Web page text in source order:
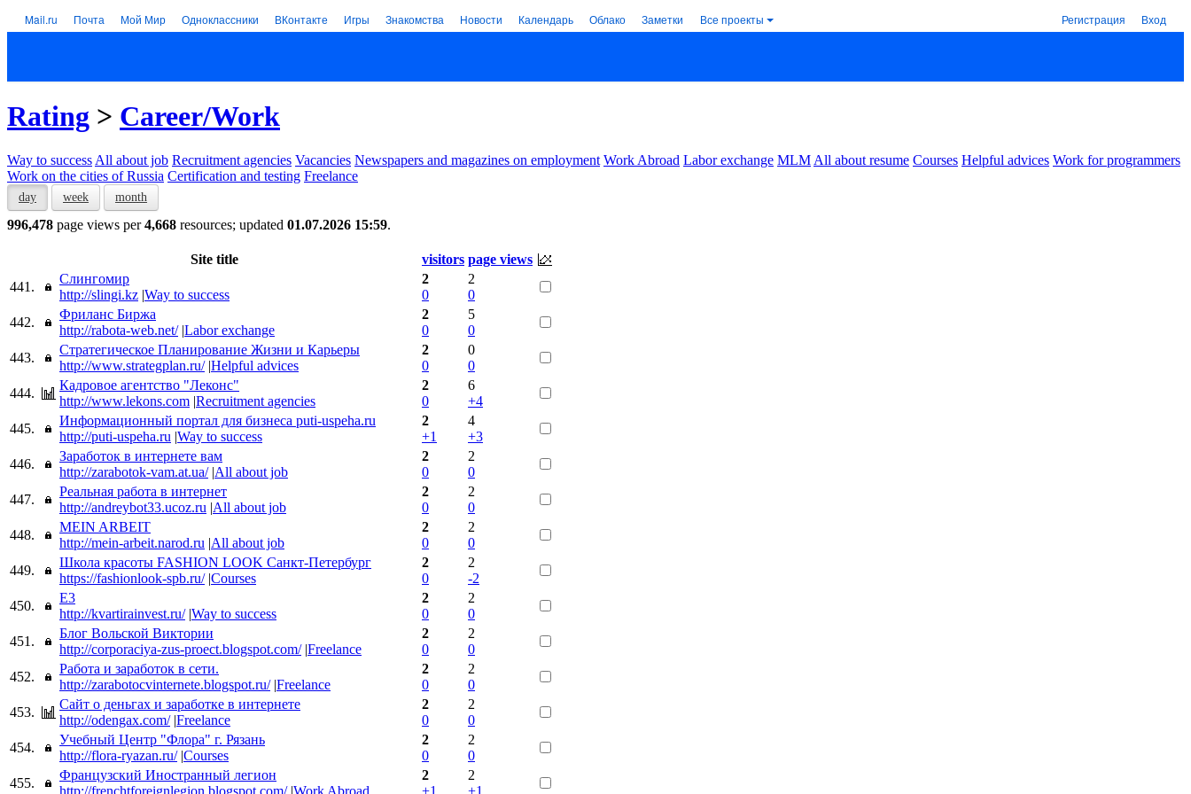
Mail.ru Почта Мой Мир Одноклассники ВКонтакте Игры Знакомства Новости Календарь Облако Заметки Все проекты Регистрация Вход
Rating > Career/Work
Way to success All about job Recruitment agencies Vacancies Newspapers and magazines on employment Work Abroad Labor exchange MLM All about resume Courses Helpful advices Work for programmers
Work on the cities of Russia Certification and testing Freelance
day week month
996,478 page views per4,668 resources; updated 01.07.2026 15:59.
Site title visitors page views
441.
Слингомир
http://slingi.kz |Way to success
2
0
2
0
442.
Фриланс Биржа
http://rabota-web.net/ |Labor exchange
2
0
5
0
443.
Стратегическое Планирование Жизни и Карьеры
http://www.strategplan.ru/ |Helpful advices
2
0
0
0
444.
Кадровое агентство "Леконс"
http://www.lekons.com |Recruitment agencies
2
0
6
+4
445.
Информационный портал для бизнеса puti-uspeha.ru
http://puti-uspeha.ru |Way to success
2
+1
4
+3
446.
Заработок в интернете вам
http://zarabotok-vam.at.ua/ |All about job
2
0
2
0
447.
Реальная работа в интернет
http://andreybot33.ucoz.ru |All about job
2
0
2
0
448.
MEIN ARBEIT
http://mein-arbeit.narod.ru |All about job
2
0
2
0
449.
Школа красоты FASHION LOOK Санкт-Петербург
https://fashionlook-spb.ru/ |Courses
2
0
2
-2
450.
E3
http://kvartirainvest.ru/ |Way to success
2
0
2
0
451.
Блог Вольской Виктории
http://corporaciya-zus-proect.blogspot.com/ |Freelance
2
0
2
0
452.
Работа и заработок в сети.
http://zarabotocvinternete.blogspot.ru/ |Freelance
2
0
2
0
453.
Сайт о деньгах и заработке в интернете
http://odengax.com/ |Freelance
2
0
2
0
454.
Учебный Центр "Флора" г. Рязань
http://flora-ryazan.ru/ |Courses
2
0
2
0
455.
Французский Иностранный легион
http://frenchtforeignlegion.blogspot.com/ |Work Abroad
2
+1
2
+1